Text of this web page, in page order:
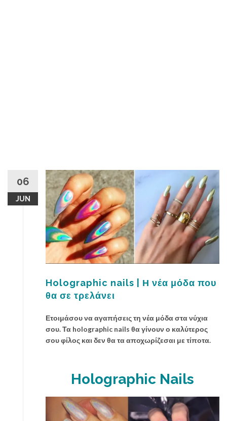
06
JUN
Holographic nails | Η νέα μόδα που
θα σε τρελάνει
Ετοιμάσου να αγαπήσεις τη νέα μόδα στα νύχια
σου. Τα holographic nails θα γίνουν ο καλύτερος
σου φίλος και δεν θα τα αποχωρίζεσαι με τίποτα.
Holographic Nails